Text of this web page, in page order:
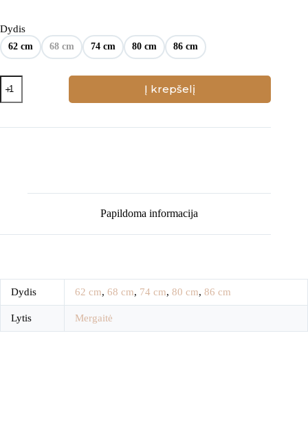
Dydis
62 cm 68 cm 74 cm 80 cm 86 cm
produkto
kiekis:
Smėlinukas
Į krepšelį
Papildoma informacija
Dydis 62 cm, 68 cm, 74 cm, 80 cm, 86 cm
Lytis Mergaitė